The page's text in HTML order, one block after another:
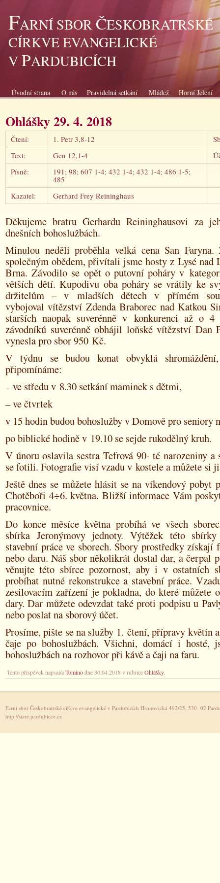
FARNÍ SBOR ČESKOBRATRSKÉ
CÍRKVE EVANGELICKÉ
VPARDUBICÍCH
Úvodní strana O nás Pravidelná setkání Mládež Horní Jelení
Ohlášky 29. 4. 2018
Čtení: 1. Petr 3,8-12
Text:
Gen 12,1-4
Písně:
191; 98; 607 1-4; 432 1-4; 432 1-4; 486 1-5;
485
Kazatel:
Gerhard Frey Reininghaus
Děkujeme bratru Gerhardu Reininghausovi za
dnešních bohoslužbách.
Minulou neděli proběhla velká cena San
společným obědem, přivítali jsme hosty z Lysé nad
Brna. Závodilo se opět o putovní poháry v
větších dětí. Kupodivu oba poháry se vrátily ke
držitelům – v mladších dětech v přímém
vybojoval vítězství Zdenda Braborec nad Katkou
starších naopak suverénně v konkurenci až o 4
závodníků suverénně obhájil loňské vítězství Dan
vynesla pro sbor 950 Kč.
V týdnu se budou konat obvyklá
připomínáme:
– ve středu v 8.30 setkání maminek s dětmi,
– ve čtvrtek
v 15 hodin budou bohoslužby v Domově pro seniory
po biblické hodině v 19.10 se sejde rukodělný kruh.
V únoru oslavila sestra Tefrová 90- té narozeniny a
se fotili. Fotografie visí vzadu v kostele a můžete si
Ještě dnes se můžete hlásit se na víkendový pobyt
Chotěboři 4÷6. května. Bližší informace Vám
pracovnice.
Do konce měsíce května probíhá ve všech
sbírka Jeronýmovy jednoty. Výtěžek této
stavební práce ve sborech. Sbory prostředky získají
nebo daru. Náš sbor několikrát dostal dar, a čerpal
věnujte této sbírce pozornost, aby i v ostatních
probíhat nutné rekonstrukce a stavební práce.
zesilovacím zařízení je pokladna, do které můžete
dary. Dar můžete odevzdat také proti podpisu u
nebo poslat na sborový účet.
Prosíme, pište se na služby 1. čtení, přípravy květin
čaje po bohoslužbách. Všichni, domácí i hosté,
bohoslužbách na rozhovor při kávě a čaji na faru.
Tento příspěvek napsal/aTominodne 30.04.2018 v rubriceOhlášky.
Farní sbor Českobratrské církve evangelické v Pardubicích Hronovická 492/25, 530 02
http://stare.pardubicce.cz